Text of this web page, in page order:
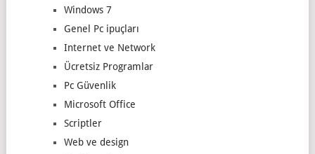
Windows 7
Genel Pc ipuçları
Internet ve Network
Ücretsiz Programlar
Pc Güvenlik
Microsoft Office
Scriptler
Web ve design